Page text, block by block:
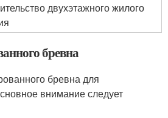
двухэтажного жилого
бревна
бревна для
внимание следует